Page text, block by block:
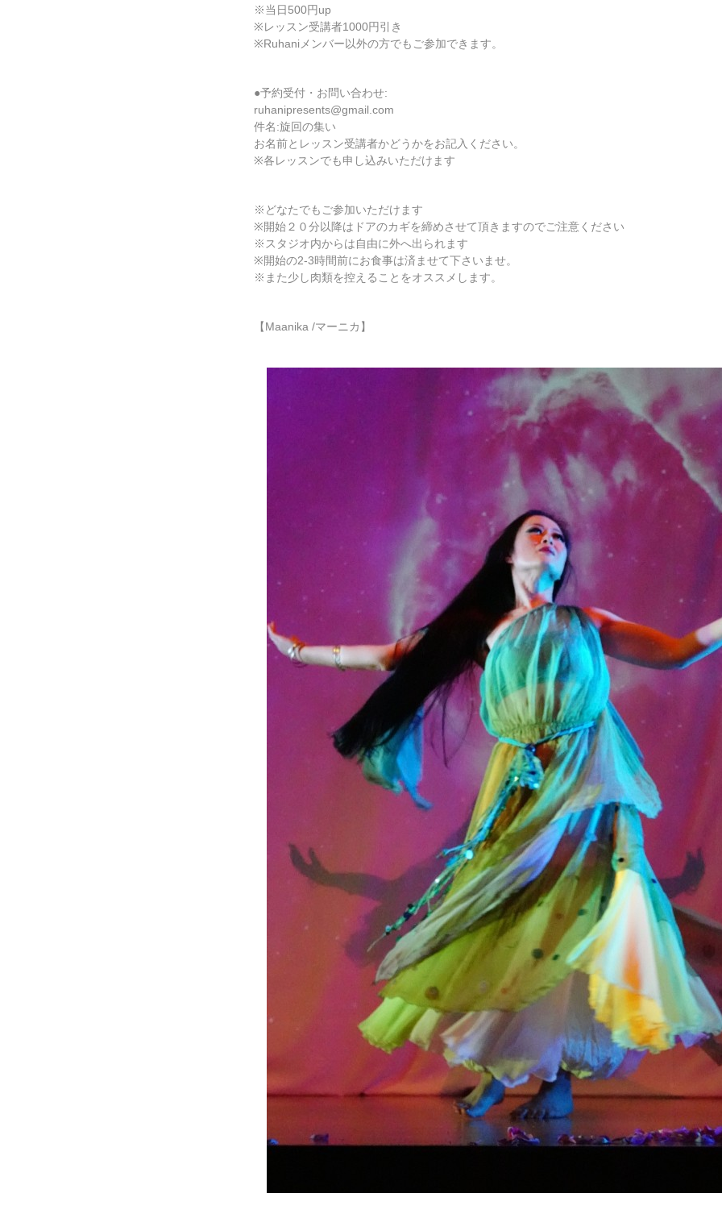
※当日500円up
※レッスン受講者1000円引き
※Ruhaniメンバー以外の方でもご参加できます。
●予約受付・お問い合わせ:
ruhanipresents@gmail.com
件名:旋回の集い
お名前とレッスン受講者かどうかをお記入ください。
※各レッスンでも申し込みいただけます
※どなたでもご参加いただけます
※開始２０分以降はドアのカギを締めさせて頂きますのでご注意ください
※スタジオ内からは自由に外へ出られます
※開始の2-3時間前にお食事は済ませて下さいませ。
※また少し肉類を控えることをオススメします。
【Maanika /マーニカ】